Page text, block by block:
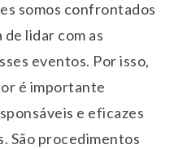
somos confrontados
lidar com as
eventos. Por isso,
é importante
e eficazes
São procedimentos